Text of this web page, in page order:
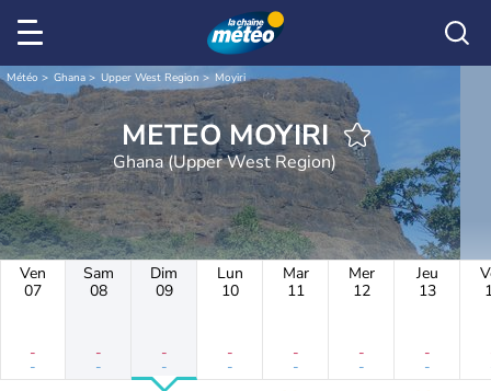
Météo Ghana Upper West Region Moyiri
METEO MOYIRI
Ghana (Upper West Region)
Ven
07
-
-
Sam
08
-
-
Dim
09
-
-
Lun
10
-
-
Mar
11
-
-
Mer
12
-
-
Jeu
13
-
-